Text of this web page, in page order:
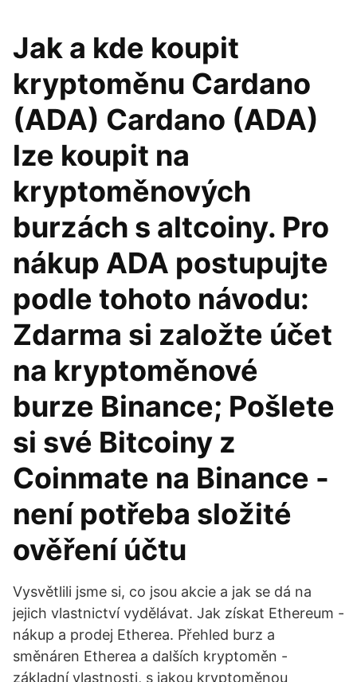
Jak a kde koupit
kryptoměnu Cardano
(ADA) Cardano (ADA)
lze koupit na
kryptoměnových
burzách s altcoiny. Pro
nákup ADA postupujte
podle tohoto návodu:
Zdarma si založte účet
na kryptoměnové
burze Binance; Pošlete
si své Bitcoiny z
Coinmate na Binance -
není potřeba složité
ověření účtu
Vysvětlili jsme si, co jsou akcie a jak se dá na
jejich vlastnictví vydělávat. Jak získat Ethereum -
nákup a prodej Etherea. Přehled burz a
směnáren Etherea a dalších kryptoměn -
základní vlastnosti, s jakou kryptoměnou